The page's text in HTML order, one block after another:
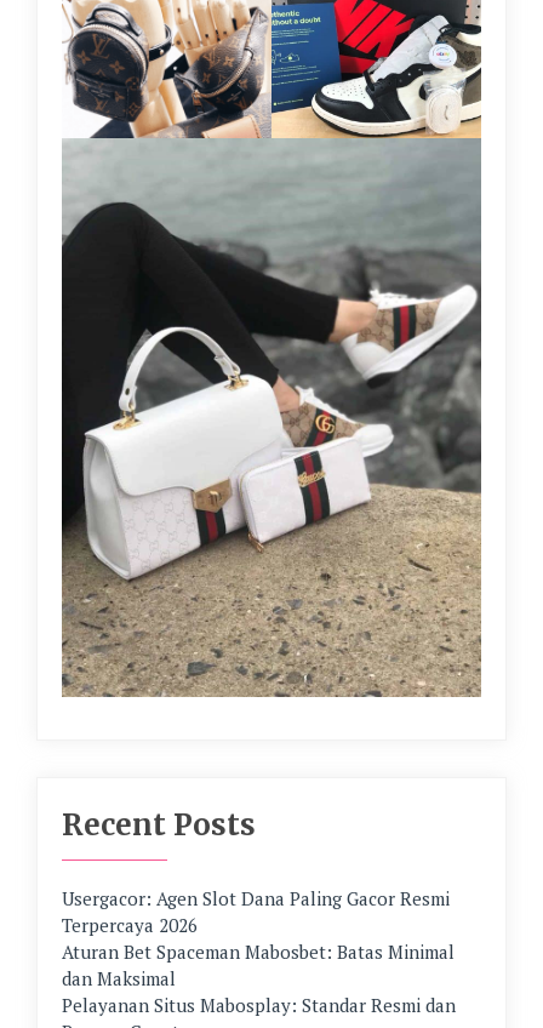
Recent Posts
Usergacor: Agen Slot Dana Paling Gacor Resmi
Terpercaya 2026
Aturan Bet Spaceman Mabosbet: Batas Minimal
dan Maksimal
Pelayanan Situs Mabosplay: Standar Resmi dan